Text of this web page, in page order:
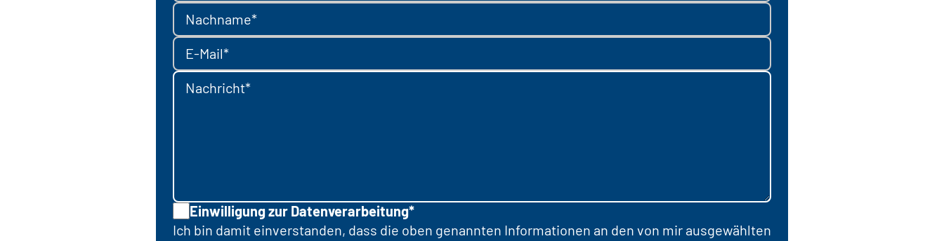
Nachname*
E-Mail*
Nachricht*
Einwilligung zur Datenverarbeitung*
Ich bin damit einverstanden, dass die oben genannten Informationen an den von mir ausgewählten